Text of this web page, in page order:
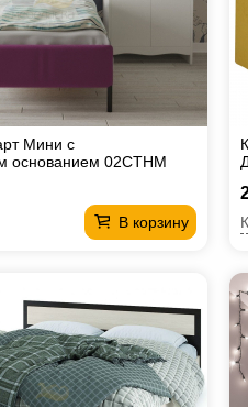
Мини с
основанием 02СТНМ
В корзину